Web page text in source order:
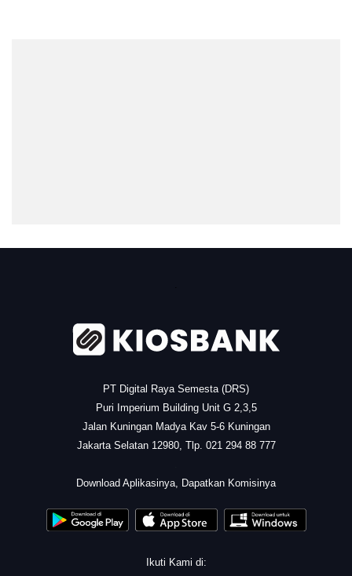
PT Digital Raya Semesta (DRS)
Puri Imperium Building Unit G 2,3,5
Jalan Kuningan Madya Kav 5-6 Kuningan
Jakarta Selatan 12980, Tlp. 021 294 88 777
Download Aplikasinya, Dapatkan Komisinya
Ikuti Kami di: